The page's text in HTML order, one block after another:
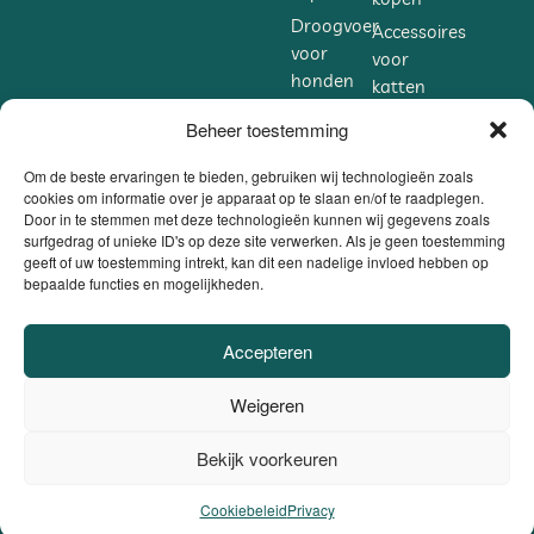
Beheer toestemming
Om de beste ervaringen te bieden, gebruiken wij technologieën zoals
cookies om informatie over je apparaat op te slaan en/of te raadplegen.
Door in te stemmen met deze technologieën kunnen wij gegevens zoals
surfgedrag of unieke ID's op deze site verwerken. Als je geen toestemming
geeft of uw toestemming intrekt, kan dit een nadelige invloed hebben op
bepaalde functies en mogelijkheden.
Accepteren
Weigeren
Bekijk voorkeuren
CookiebeleidPrivacy
Een snack voor alle
avonturen
Reis je vaak met je beste vriend(in)? Dan
weet je hoe lastig het kan zijn om het
perfecte eten voor elke reis te kiezen.
Onze patés zitten echter in een
praktische verpakking die je makkelijk
hem alleen maar open te maken en uit
Droogvoer
voor
honden
Accessoires
voor
honden
kopen
Supplementen
Accessoires
voor
katten
voor
katten
kopen
Privacybeleid / Algemene voorwaarden /